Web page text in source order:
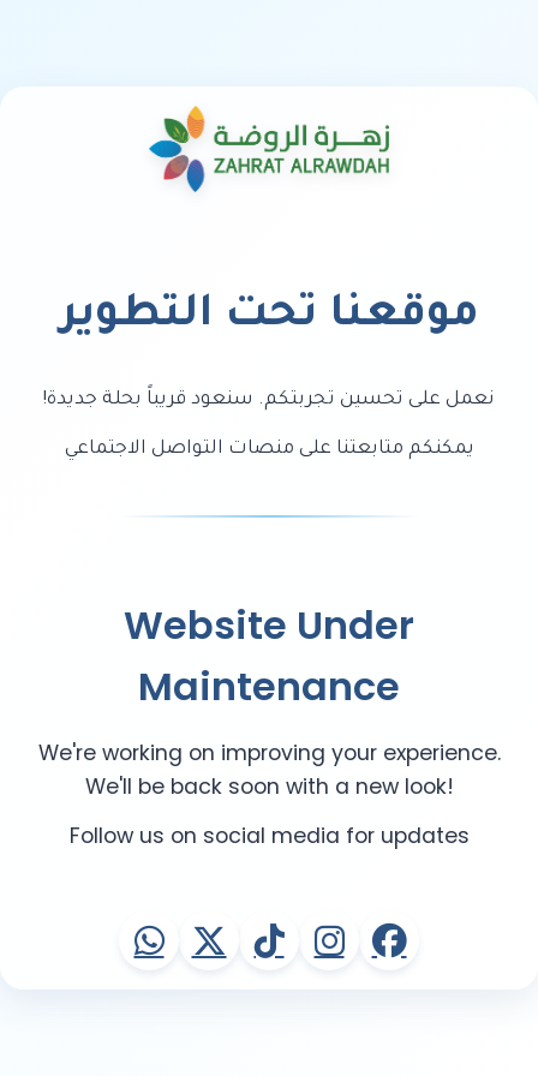
موقعنا تحت التطوير
نعمل على تحسين تجربتكم. سنعود قريباً بحلة جديدة!
يمكنكم متابعتنا على منصات التواصل الاجتماعي
Website Under
Maintenance
We're working on improving your experience.
We'll be back soon with a new look!
Follow us on social media for updates